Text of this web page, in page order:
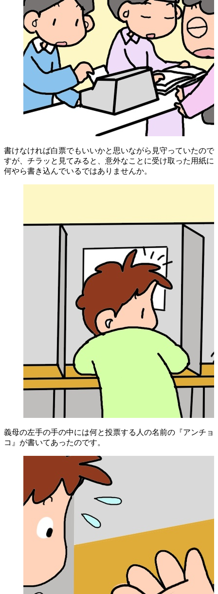
書けなければ白票でもいいかと思いながら見守っていたので
すが、チラッと見てみると、意外なことに受け取った用紙に
何やら書き込んでいるではありませんか。
義母の左手の手の中には何と投票する人の名前の『アンチョ
コ』が書いてあったのです。